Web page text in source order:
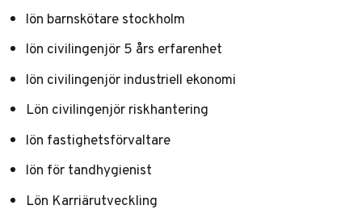
lön barnskötare stockholm
lön civilingenjör 5 års erfarenhet
lön civilingenjör industriell ekonomi
Lön civilingenjör riskhantering
lön fastighetsförvaltare
lön för tandhygienist
Lön Karriärutveckling